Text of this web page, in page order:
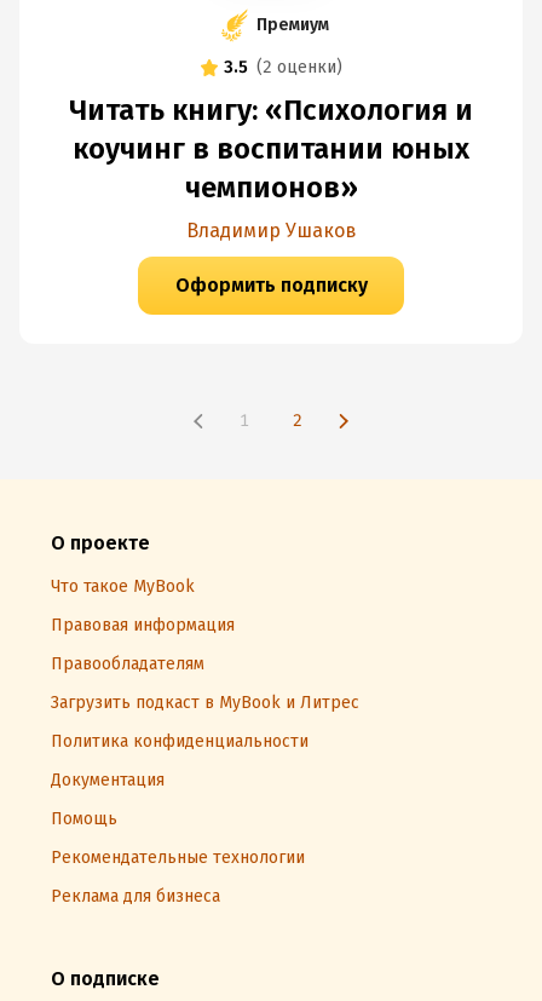
Премиум
3.5 (2 оценки)
Читать книгу: «Психология и
коучинг в воспитании юных
чемпионов»
Владимир Ушаков
Оформить подписку
1 2
О проекте
Что такое MyBook
Правовая информация
Правообладателям
Загрузить подкаст в MyBook и Литрес
Политика конфиденциальности
Документация
Помощь
Рекомендательные технологии
Реклама для бизнеса
О подписке